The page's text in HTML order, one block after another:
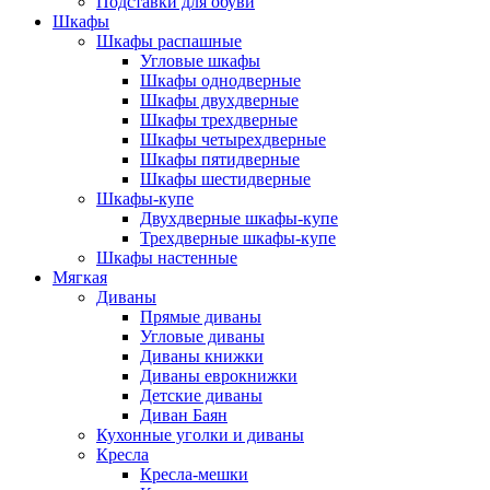
Шкафы
Шкафы распашные
Угловые шкафы
Шкафы однодверные
Шкафы двухдверные
Шкафы трехдверные
Шкафы четырехдверные
Шкафы пятидверные
Шкафы шестидверные
Шкафы-купе
Двухдверные шкафы-купе
Трехдверные шкафы-купе
Шкафы настенные
Мягкая
Диваны
Прямые диваны
Угловые диваны
Диваны книжки
Диваны еврокнижки
Детские диваны
Диван Баян
Кухонные уголки и диваны
Кресла
Кресла-мешки